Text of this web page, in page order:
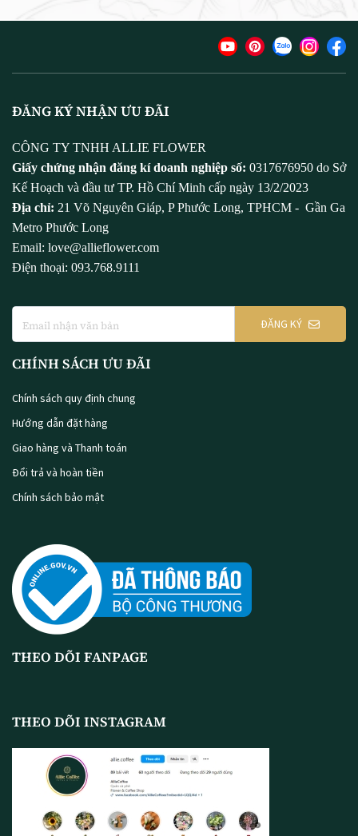
ĐĂNG KÝ NHẬN ƯU ĐÃI
CÔNG TY TNHH ALLIE FLOWER
Giấy chứng nhận đăng kí doanh nghiệp số: 0317676950 do Sở
Kế Hoạch và đầu tư TP. Hồ Chí Minh cấp ngày 13/2/2023
Địa chỉ: 21 Võ Nguyên Giáp, P Phước Long, TPHCM - Gần Ga
Metro Phước Long
Email: love@allieflower.com
Điện thoại: 093.768.9111
ĐĂNG KÝ
CHÍNH SÁCH ƯU ĐÃI
Chính sách quy định chung
Hướng dẫn đặt hàng
Giao hàng và Thanh toán
Đổi trả và hoàn tiền
Chính sách bảo mật
THEO DÕI FANPAGE
THEO DÕI INSTAGRAM